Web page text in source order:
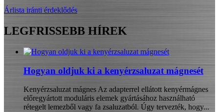
Árlista iránti érdeklődés
LEGFRISSEBB HÍREK
Hogyan oldjuk ki a kenyérzsaluzat mágnesét
Kenyérzsaluzat mágnes Az adapterrel ellátott kenyérmágnes
előregyártott moduláris elemek gyártásához használható
rétegelt lemezből vagy fa zsaluzatból. Úgy tervezték, hogy...